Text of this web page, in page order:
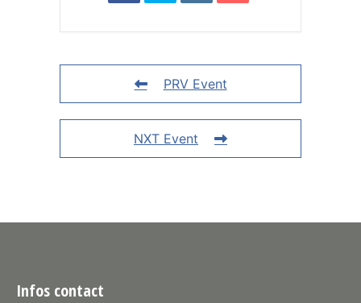
PRV Event
NXT Event
Infos contact